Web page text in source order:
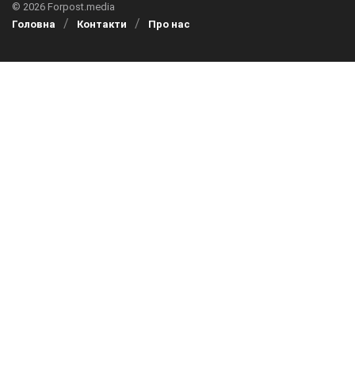
© 2026 Forpost.media
Головна
Контакти Про нас